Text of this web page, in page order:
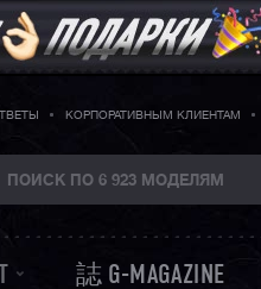
КОРПОРАТИВНЫМ КЛИЕНТАМ
誌 G-MAGAZINE